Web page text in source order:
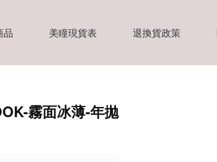
品 美瞳現貨表 退換貨政策
霧面冰薄-年拋